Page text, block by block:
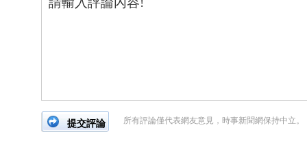
所有評論僅代表網友意見，時事新聞網保持中立。